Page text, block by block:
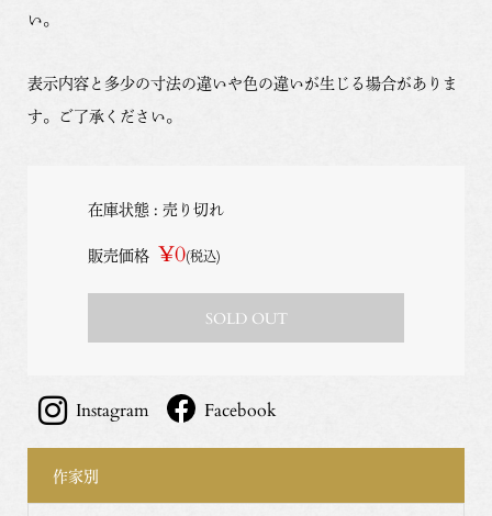
い。
表示内容と多少の寸法の違いや色の違いが生じる場合がありま
す。ご了承ください。
在庫状態 : 売り切れ
販売価格 ¥0(税込)
SOLD OUT
Instagram Facebook
作家別